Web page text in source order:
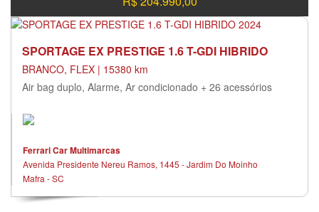
SPORTAGE EX PRESTIGE 1.6 T-GDI HIBRIDO
BRANCO, FLEX | 15380 km
Air bag duplo, Alarme, Ar condicionado + 26 acessórios
Ferrari Car Multimarcas
Avenida Presidente Nereu Ramos, 1445 - Jardim Do Moinho
Mafra - SC